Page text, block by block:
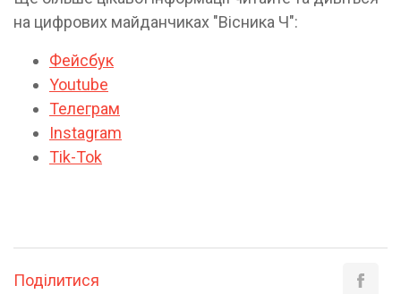
на цифрових майданчиках "Вісника Ч":
Фейсбук
Youtube
Телеграм
Instagram
Tik-Tok
Поділитися